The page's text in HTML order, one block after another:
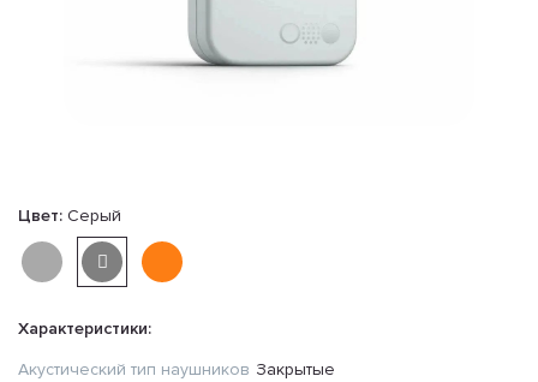
Цвет: Серый
Характеристики:
Акустический тип наушников Закрытые